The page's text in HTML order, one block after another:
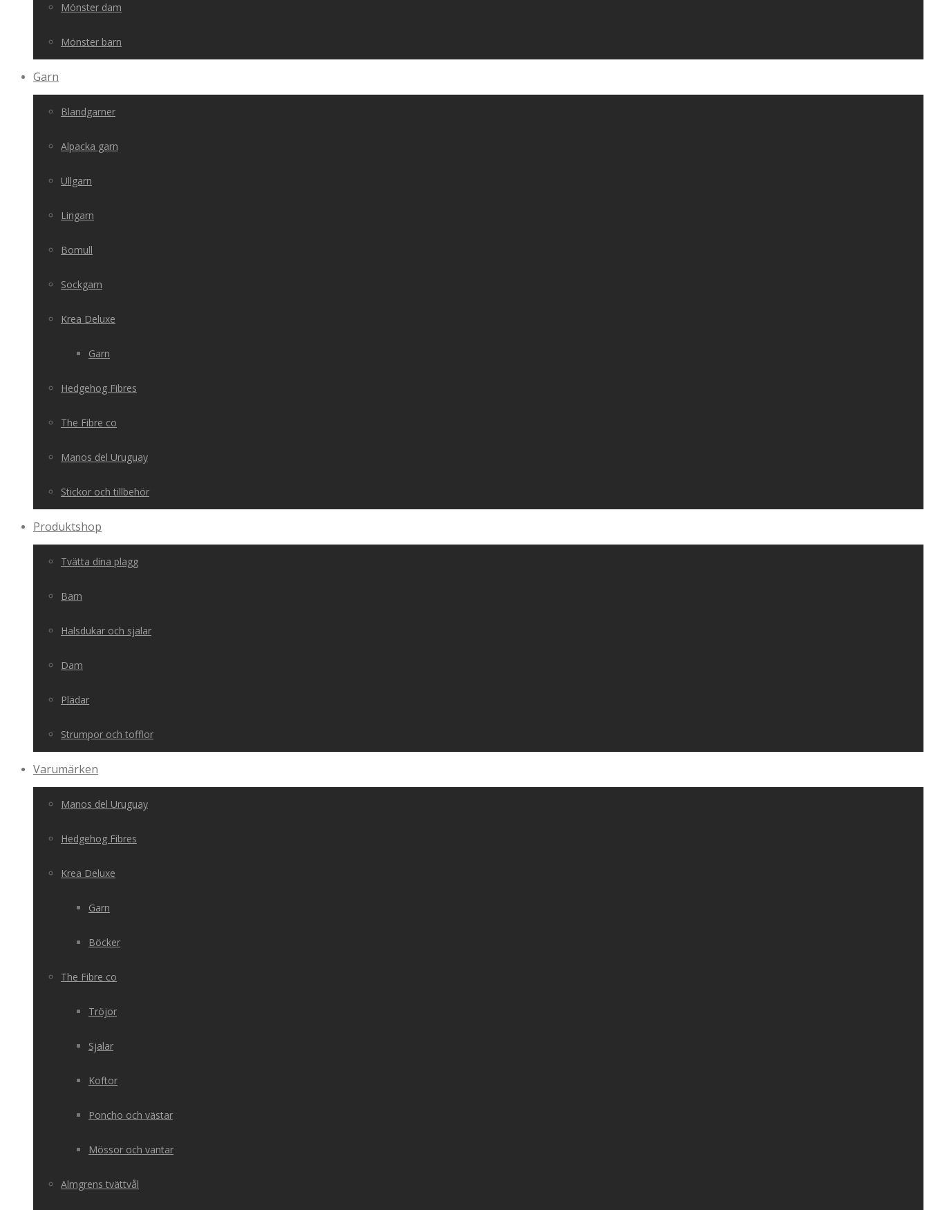
Mönster dam
Mönster barn
Garn
Blandgarner
Alpacka garn
Ullgarn
Lingarn
Bomull
Sockgarn
Krea Deluxe
Garn
Hedgehog Fibres
The Fibre co
Manos del Uruguay
Stickor och tillbehör
Produktshop
Tvätta dina plagg
Barn
Halsdukar och sjalar
Dam
Plädar
Strumpor och tofflor
Varumärken
Manos del Uruguay
Hedgehog Fibres
Krea Deluxe
Garn
Böcker
The Fibre co
Tröjor
Sjalar
Koftor
Poncho och västar
Mössor och vantar
Almgrens tvättvål